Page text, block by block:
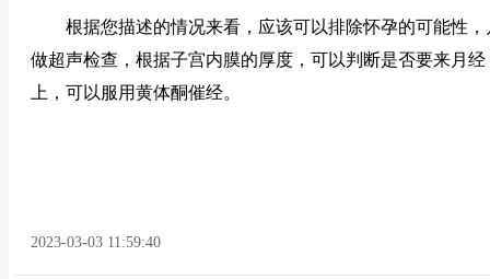
根据您描述的情况来看，应该可以排除怀孕的可能性，
做超声检查，根据子宫内膜的厚度，可以判断是否要来月
上，可以服用黄体酮催经。
2023-03-03 11:59:40